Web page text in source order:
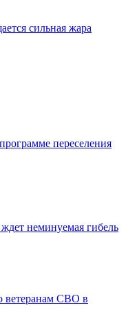
сильная жара
переселения
неминуемая гибель
ветеранам СВО в